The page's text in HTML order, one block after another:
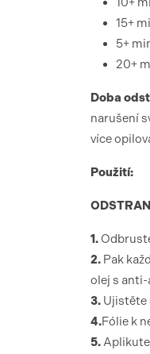
15+
5+
20+
Doba
narušení
více
Použití:
1.
2. Pak
olej s anti-
3. Ujistěte
4.Fólie k
5.